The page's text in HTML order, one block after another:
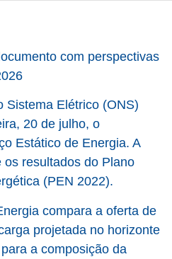
com perspectivas
Sistema Elétrico (ONS)
20 de julho, o
Estático de Energia. A
resultados do Plano
(PEN 2022).
compara a oferta de
projetada no horizonte
a composição da